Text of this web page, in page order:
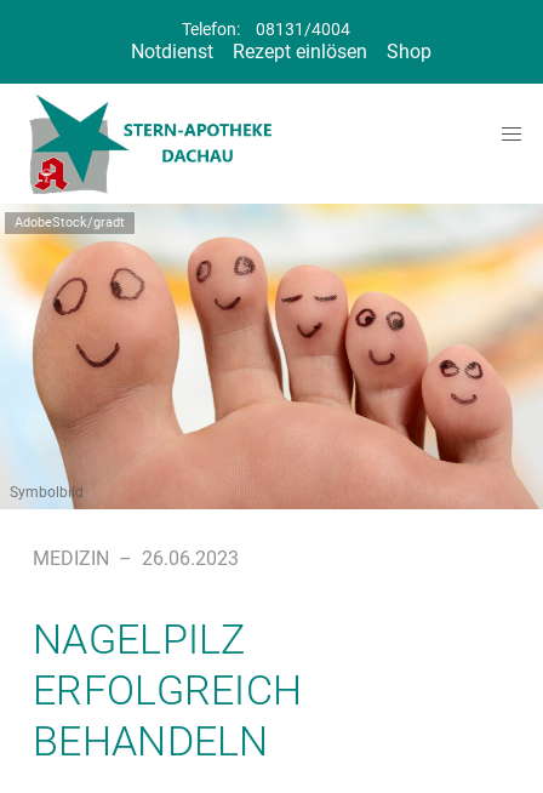
Telefon: 08131/4004
Notdienst Rezept einlösen Shop
AdobeStock/gradt
Symbolbild
MEDIZIN – 26.06.2023
NAGELPILZ
ERFOLGREICH
BEHANDELN